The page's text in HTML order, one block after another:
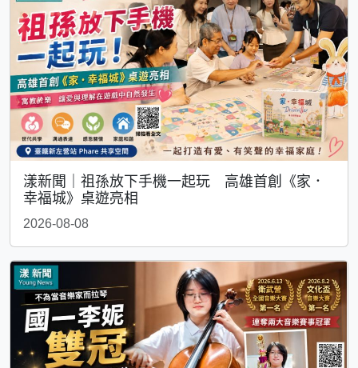
漾新聞｜祖孫放下手機一起玩 高雄首創《家．
幸福城》桌遊亮相
2026-08-08